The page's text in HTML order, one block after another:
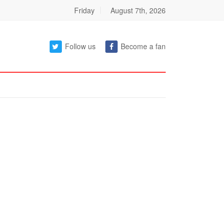
Friday August 7th, 2026
Follow us Become a fan